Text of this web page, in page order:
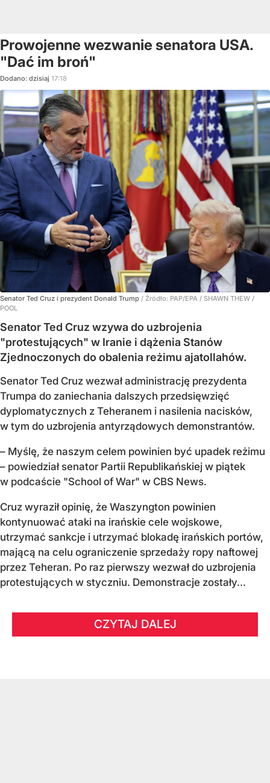
Prowojenne wezwanie senatora USA.
"Dać im broń"
Dodano: dzisiaj 17:18
Senator Ted Cruz i prezydent Donald Trump / Źródło: PAP/EPA / SHAWN THEW /
POOL
Senator Ted Cruz wzywa do uzbrojenia
"protestujących" w Iranie i dążenia Stanów
Zjednoczonych do obalenia reżimu ajatollahów.
Senator Ted Cruz wezwał administrację prezydenta
Trumpa do zaniechania dalszych przedsięwzięć
dyplomatycznych z Teheranem i nasilenia nacisków,
w tym do uzbrojenia antyrządowych demonstrantów.
– Myślę, że naszym celem powinien być upadek reżimu
– powiedział senator Partii Republikańskiej w piątek
w podcaście "School of War" w CBS News.
Cruz wyraził opinię, że Waszyngton powinien
kontynuować ataki na irańskie cele wojskowe,
utrzymać sankcje i utrzymać blokadę irańskich portów,
mającą na celu ograniczenie sprzedaży ropy naftowej
przez Teheran. Po raz pierwszy wezwał do uzbrojenia
protestujących w styczniu. Demonstracje zostały...
CZYTAJ DALEJ